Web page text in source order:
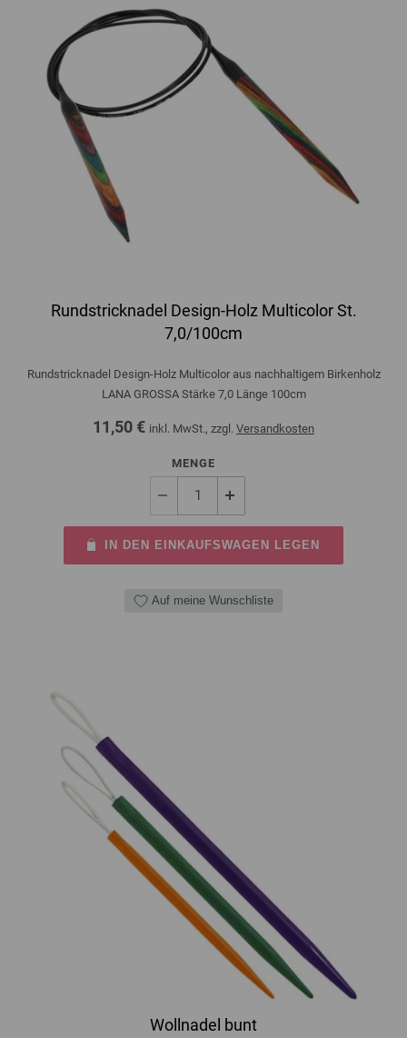
Rundstricknadel Design-Holz Multicolor St.
7,0/100cm
Rundstricknadel Design-Holz Multicolor aus nachhaltigem Birkenholz
LANA GROSSA Stärke 7,0 Länge 100cm
11,50 € inkl. MwSt., zzgl. Versandkosten
MENGE
IN DEN EINKAUFSWAGEN LEGEN
Auf meine Wunschliste
Wollnadel bunt